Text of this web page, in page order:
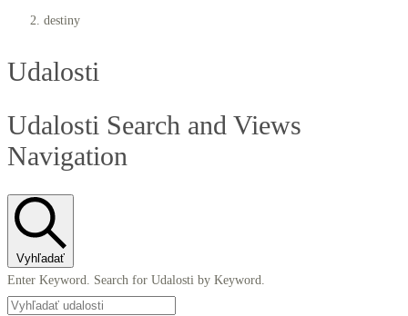
destiny
Udalosti
Udalosti Search and Views
Navigation
Vyhľadať
Enter Keyword. Search for Udalosti by Keyword.